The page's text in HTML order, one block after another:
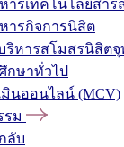
ารเทคโนโลยีสาร
ารกิจการนิสิต
ริหารสโมสรนิสิตจุ
กษาทั่วไป
มินออนไลน์ (MCV)
รม
ลับ